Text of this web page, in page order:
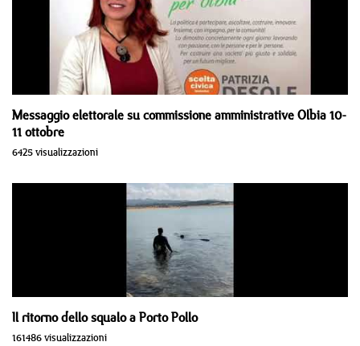
Messaggio elettorale su commissione amministrative Olbia 10-
11 ottobre
6425 visualizzazioni
Il ritorno dello squalo a Porto Pollo
161486 visualizzazioni